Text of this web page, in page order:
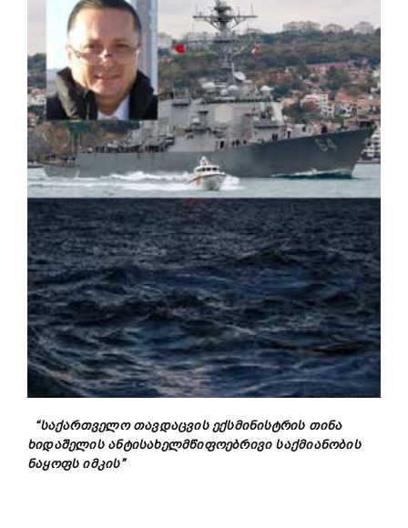
“საქართველო თავდაცვის ექსმინისტრის თინა
ხიდაშელის ანტისახელმწიფოებრივი საქმიანობის
ნაყოფს იმკის”